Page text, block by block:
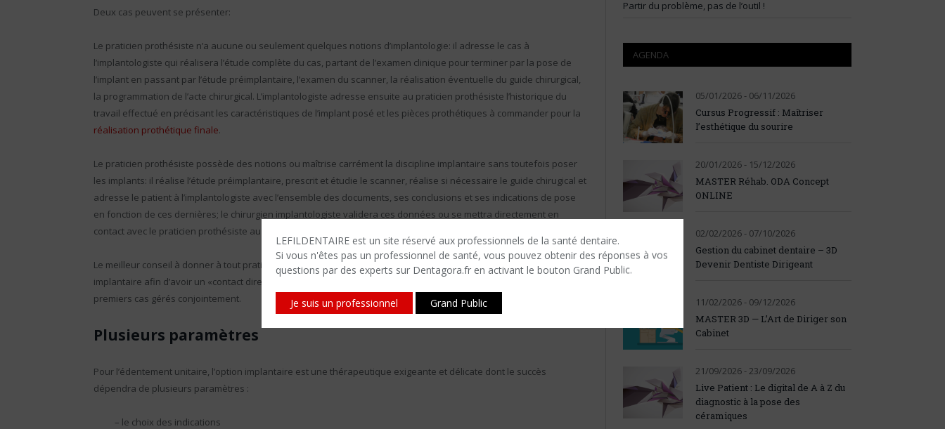
LEFILDENTAIRE est un site réservé aux professionnels de la santé dentaire.
Si vous n'êtes​ pas un professionnel de santé, vous pouvez obtenir des réponses à vos
questions par des experts sur Dentagora.fr en activant le bouton Grand Public.
Je suis un professionnel Grand Public
Deux cas peuvent se présenter:
Le praticien prothésiste n’a aucune ou seulement quelques notions d’implantologie: il adresse le cas à
l’implantologiste qui réalisera l’étude complète du cas, partant de l’examen clinique pour terminer par la pose de
l’implant en passant par l’étude préimplantaire, l’examen du scanner, la réalisation éventuelle du guide chirurgical,
la programmation de l’acte chirurgical. L’implantologiste adresse ensuite au praticien prothésiste l’historique du
travail effectué en précisant les caractéristiques de l’implant posé et les pièces prothétiques à commander pour la
réalisation prothétique finale.
Le praticien prothésiste possède des notions ou maîtrise carrément la discipline implantaire sans toutefois poser
les implants: il réalise l’étude préimplantaire, prescrit et étudie le scanner, réalise si nécessaire le guide chirugical et
adresse le patient à l’implantologiste avec l’ensemble des documents, ses conclusions et ses indications de pose
en fonction de ces dernières; le chirurgien implantologiste validera ces données ou se mettra directement en
contact avec le praticien prothésiste au cas où certaines demandes de ce dernier s’avèrent irréalisables.
Le meilleur conseil à donner à tout praticien prothésiste, averti ou non est d’être présent lors de la chirurgie
implantaire afin d’avoir un «contact direct» avec l’implantologiste et l’implant lui même, tout au moins lors des
premiers cas gérés conjointement.
Plusieurs paramètres
Pour l’édentement unitaire, l’option implantaire est une thérapeutique exigeante et délicate dont le succès
dépendra de plusieurs paramètres :
– le choix des indications
Partir du problème, pas de l’outil !
AGENDA
05/01/2026 - 06/11/2026
Cursus Progressif : Maîtriser
l’esthétique du sourire
20/01/2026 - 15/12/2026
MASTER Réhab. ODA Concept
ONLINE
02/02/2026 - 07/10/2026
Gestion du cabinet dentaire – 3D
Devenir Dentiste Dirigeant
11/02/2026 - 09/12/2026
MASTER 3D — L’Art de Diriger son
Cabinet
21/09/2026 - 23/09/2026
Live Patient : Le digital de A à Z du
diagnostic à la pose des
céramiques